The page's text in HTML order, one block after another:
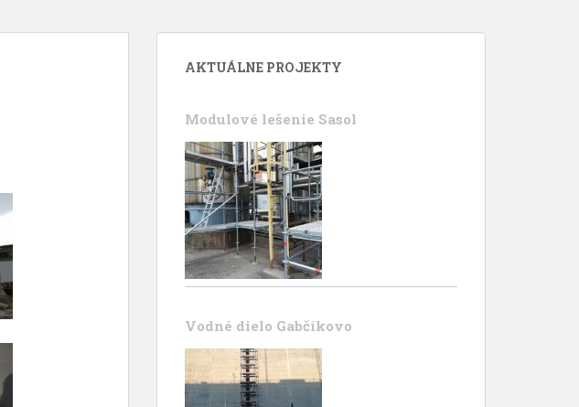
AKTUÁLNE PROJEKTY
Modulové lešenie Sasol
Vodné dielo Gabčíkovo